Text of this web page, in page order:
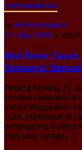
Ekstrakurikuler
by Edi Kurniawan
22 July 2026 3 min 2
Aksi Donor
Semangat
Tanjung Bintang, 22
kembali
menyelenggarakan
2026, bertempat di
berlangsung mulai
oleh guru, tenaga […]